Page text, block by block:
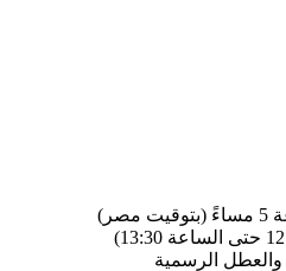
الرسمية